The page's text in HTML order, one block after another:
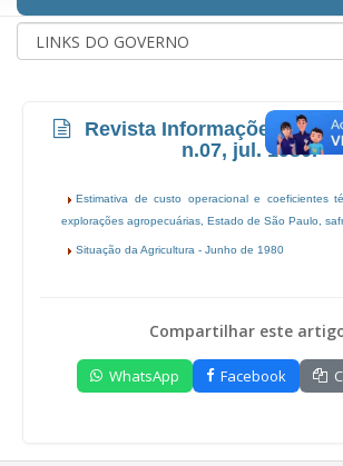
Revista Informações
n.07, jul. 1980.
Estimativa de custo operacional e coeficientes
explorações agropecuárias, Estado de São Paulo,
Situação da Agricultura - Junho de 1980
Compartilhar este
WhatsApp Facebook